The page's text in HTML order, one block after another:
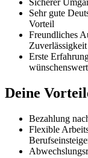
Sicherer
Sehr gute
Vorteil
Freundliches
Zuverlässigkeit
Erste
Deine
Bezahlung
Flexible